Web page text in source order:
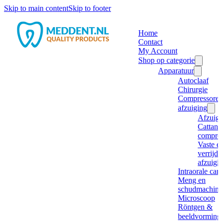
Skip to main contentSkip to footer
Home
Contact
My Account
Shop op categorie
Apparatuur
Autoclaaf
Chirurgie
afzuiging
Cattani
Vaste
Intraorale
Meng en
Microscoop
Röntgen &
beeldvorming